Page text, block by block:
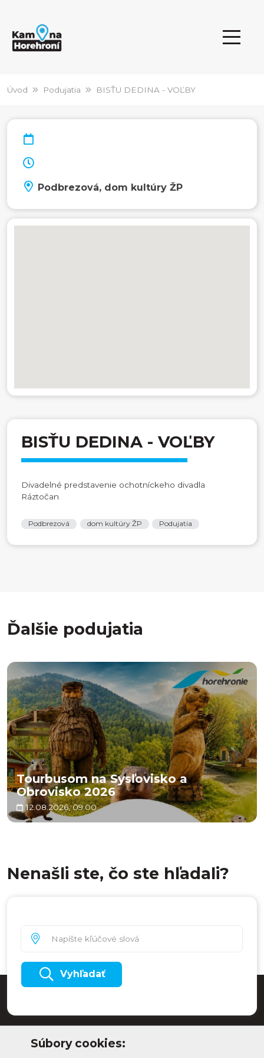
Úvod Podujatia BISŤU DEDINA - VOĽBY
Podbrezová, dom kultúry ŽP
BISŤU DEDINA - VOĽBY
Divadelné predstavenie ochotníckeho divadla
Ráztočan
Podbrezová dom kultúry ŽP Podujatia
Ďalšie podujatia
Tourbusom na Sysľovisko a
Obrovisko 2026
12.08.2026, 09:00
Nenašli ste, čo ste hľadali?
Vyhľadať
Súbory cookies: